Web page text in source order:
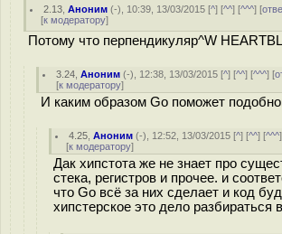
2.13 ,Аноним (-), 10:39, 13/03/2015 [^] [^^] [^^^] [
[к модератору]
Потому что перпендикуляр^W
3.24 ,Аноним (-), 12:38, 13/03/2015 [^] [^^] [^^^] [
[к модератору]
И каким образом Go поможет
4.25 ,Аноним (-), 12:52, 13/03/2015 [^] [^^] [^^^
[к модератору]
Дак хипстота же не знает про
стека, регистров и прочее. и
что Go всё за них сделает и код
хипстерское это дело разбираться